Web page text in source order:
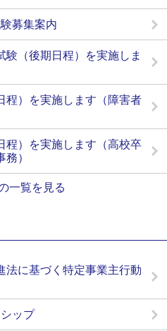
募集案内
験（後期日程）を実施しま
程）を実施します（障害者
程）を実施します（高校卒
）
一覧を見る
法に基づく特定事業主行動
ップ